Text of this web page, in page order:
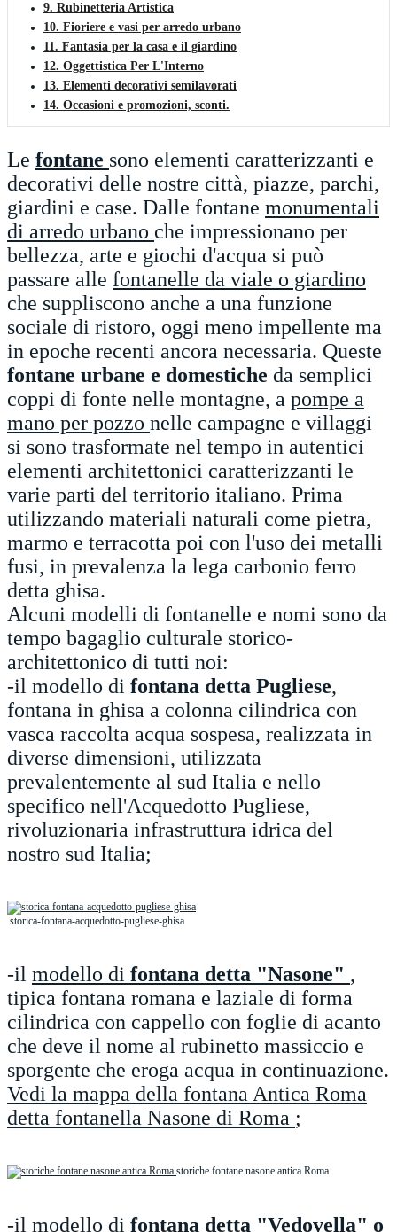
9. Rubinetteria Artistica
10. Fioriere e vasi per arredo urbano
11. Fantasia per la casa e il giardino
12. Oggettistica Per L'Interno
13. Elementi decorativi semilavorati
14. Occasioni e promozioni, sconti.
Le fontane sono elementi caratterizzanti e
decorativi delle nostre città, piazze, parchi,
giardini e case. Dalle fontane monumentali
di arredo urbano che impressionano per
bellezza, arte e giochi d'acqua si può
passare alle fontanelle da viale o giardino
che suppliscono anche a una funzione
sociale di ristoro, oggi meno impellente ma
in epoche recenti ancora necessaria. Queste
fontane urbane e domestiche da semplici
coppi di fonte nelle montagne, a pompe a
mano per pozzo nelle campagne e villaggi
si sono trasformate nel tempo in autentici
elementi architettonici caratterizzanti le
varie parti del territorio italiano. Prima
utilizzando materiali naturali come pietra,
marmo e terracotta poi con l'uso dei metalli
fusi, in prevalenza la lega carbonio ferro
detta ghisa.
Alcuni modelli di fontanelle e nomi sono da
tempo bagaglio culturale storico-
architettonico di tutti noi:
-il modello di fontana detta Pugliese,
fontana in ghisa a colonna cilindrica con
vasca raccolta acqua sospesa, realizzata in
diverse dimensioni, utilizzata
prevalentemente al sud Italia e nello
specifico nell'Acquedotto Pugliese,
rivoluzionaria infrastruttura idrica del
nostro sud Italia;
storica-fontana-acquedotto-pugliese-ghisa
-il modello di fontana detta "Nasone" ,
tipica fontana romana e laziale di forma
cilindrica con cappello con foglie di acanto
che deve il nome al rubinetto massiccio e
sporgente che eroga acqua in continuazione.
Vedi la mappa della fontana Antica Roma
detta fontanella Nasone di Roma ;
storiche fontane nasone antica Roma
-il modello di fontana detta "Vedovella" o